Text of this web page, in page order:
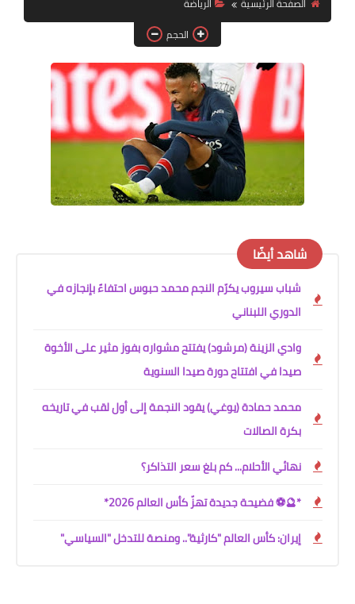
لك سيدتي
الصفحة الرئيسية
الرياضة
الحجم
شاهد أيضًا
شباب سيروب يكرّم النجم محمد حبوس احتفاءً بإنجازه في
الدوري اللبناني
وادي الزينة (مرشود) يفتتح مشواره بفوز مثير على الأخوة
صيدا في افتتاح دورة صيدا السنوية
محمد حمادة (يوغي) يقود النجمة إلى أول لقب في تاريخه
بكرة الصالات
نهائي الأحلام... كم بلغ سعر التذاكر؟
*🔮⚽ فضيحة جديدة تهزّ كأس العالم 2026*
إيران: كأس العالم "كارثية".. ومنصة للتدخل "السياسي"